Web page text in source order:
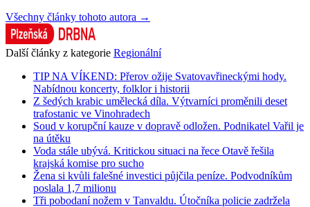
Všechny články tohoto autora →
Další články z kategorie Regionální
TIP NA VÍKEND: Přerov ožije Svatovavřineckými hody.
Nabídnou koncerty, folklor i historii
Z šedých krabic umělecká díla. Výtvarníci proměnili deset
trafostanic ve Vinohradech
Soud v korupční kauze v dopravě odložen. Podnikatel Vařil je
na útěku
Voda stále ubývá. Kritickou situaci na řece Otavě řešila
krajská komise pro sucho
Žena si kvůli falešné investici půjčila peníze. Podvodníkům
poslala 1,7 milionu
Tři pobodaní nožem v Tanvaldu. Útočníka policie zadržela